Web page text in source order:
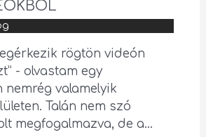
rögtön videón
- olvastam egy
nemrég valamelyik
Talán nem szó
megfogalmazva, de a…